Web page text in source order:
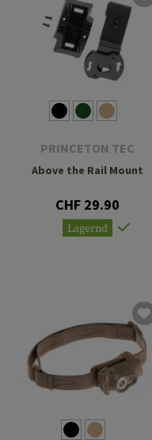
PRINCETON TEC
Above the Rail Mount
CHF 29.90
Lagernd